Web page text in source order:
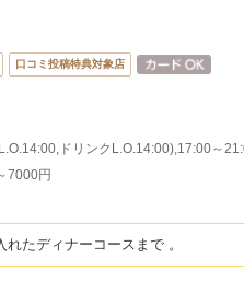
口コミ投稿特典対象店
7000円
たディナーコースまで 。